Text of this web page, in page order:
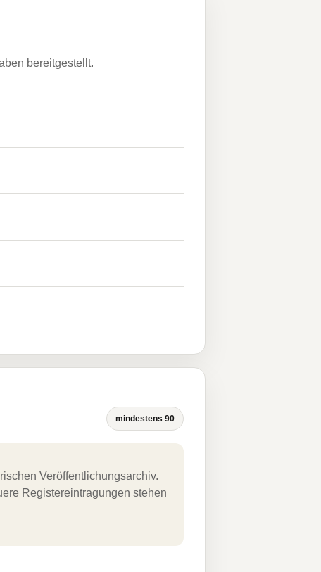
bereitgestellt.
mindestens 90
Veröffentlichungsarchiv.
Registereintragungen stehen